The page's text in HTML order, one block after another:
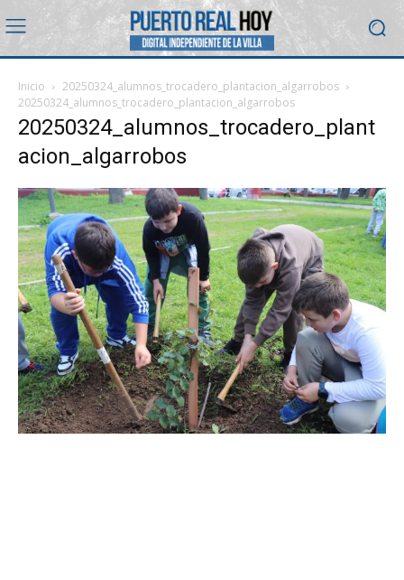
Inicio
20250324_alumnos_trocadero_plantacion_algarrobos
20250324_alumnos_trocadero_plantacion_algarrobos
20250324_alumnos_trocadero_plant
acion_algarrobos